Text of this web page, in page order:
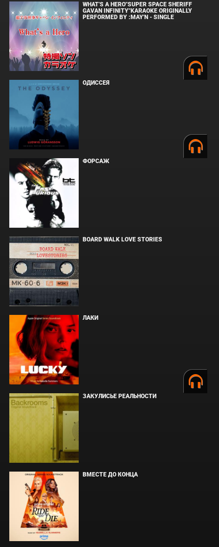
WHAT'S A HERO"SUPER SPACE SHERIFF
GAVAN INFINITY"KARAOKE ORIGINALLY
PERFORMED BY :MAY'N - SINGLE
ОДИССЕЯ
ФОРСАЖ
BOARD WALK LOVE STORIES
ЛАКИ
ЗАКУЛИСЬЕ РЕАЛЬНОСТИ
ВМЕСТЕ ДО КОНЦА